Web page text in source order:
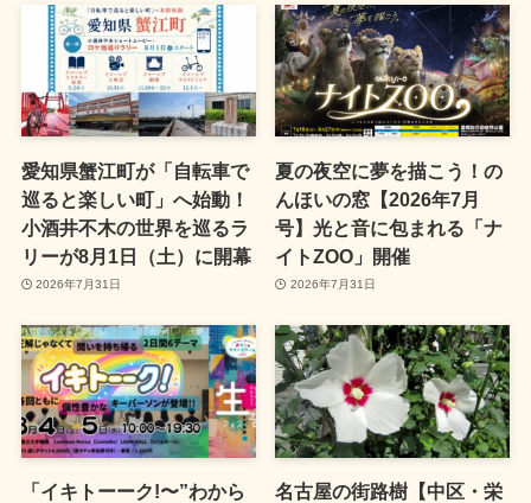
愛知県蟹江町が「自転車で
巡ると楽しい町」へ始動！
小酒井不木の世界を巡るラ
リーが8月1日（土）に開幕
2026年7月31日
夏の夜空に夢を描こう！の
んほいの窓【2026年7月
号】光と音に包まれる「ナ
イトZOO」開催
2026年7月31日
「イキトーーク!〜”わから
名古屋の街路樹【中区・栄